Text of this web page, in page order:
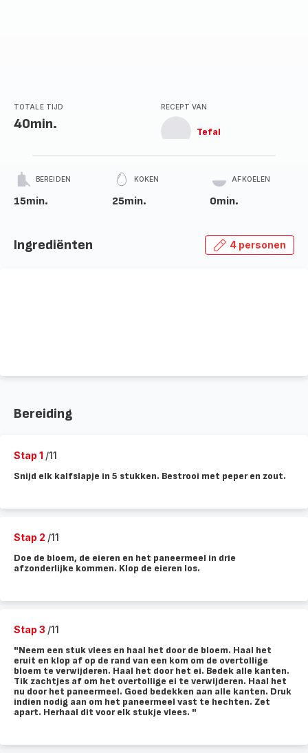
TOTALE TIJD
40min.
RECEPT VAN
Tefal
BEREIDEN
15min.
KOKEN
25min.
AFKOELEN
0min.
Ingrediënten 4 personen
Bereiding
Stap 1 /11
Snijd elk kalfslapje in 5 stukken. Bestrooi met peper en zout.
Stap 2 /11
Doe de bloem, de eieren en het paneermeel in drie
afzonderlijke kommen. Klop de eieren los.
Stap 3 /11
"Neem een stuk vlees en haal het door de bloem. Haal het
eruit en klop af op de rand van een kom om de overtollige
bloem te verwijderen. Haal het door het ei. Bedek alle kanten.
Tik zachtjes af om het overtollige ei te verwijderen. Haal het
nu door het paneermeel. Goed bedekken aan alle kanten. Druk
indien nodig aan om het paneermeel vast te hechten. Zet
apart. Herhaal dit voor elk stukje vlees. "